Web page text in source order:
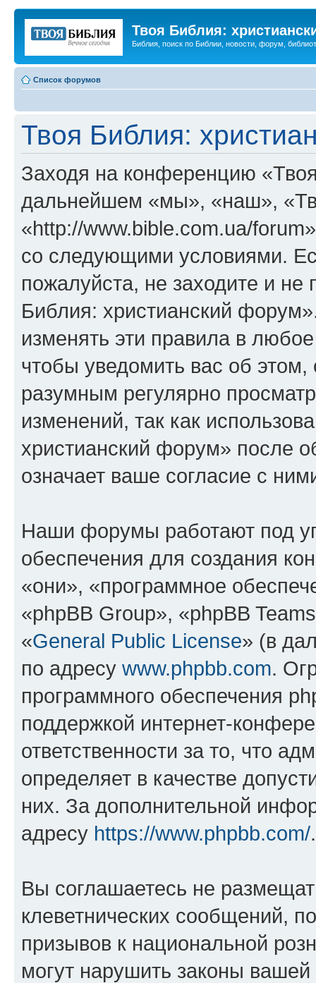
Твоя Библия:
Библия, поиск по Библии, новости, форум,
Список форумов
Твоя Библия:
Заходя на конференцию
дальнейшем «мы», «наш»,
«http://www.bible.com.ua/
со следующими условиями.
пожалуйста, не заходите и
Библия: христианский
изменять эти правила в
чтобы уведомить вас об
разумным регулярно
изменений, так как
христианский форум» после
означает ваше согласие с
Наши форумы работают под
обеспечения для создания
«они», «программное
«phpBB Group», «phpBB
«General Public License» (в
по адресу www.phpbb.com.
программного обеспечения
поддержкой интернет-
ответственности за то, что
определяет в качестве
них. За дополнительной
адресу https://www.phpbb.com/.
Вы соглашаетесь не
клеветнических сообщений,
призывов к национальной
могут нарушить законы